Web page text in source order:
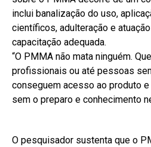
inclui banalização do uso,
científicos, adulteração e
capacitação adequada.
“O PMMA não mata ninguém.
profissionais ou até pessoas
conseguem acesso ao produto
sem o preparo e conhecimento
O pesquisador sustenta que o